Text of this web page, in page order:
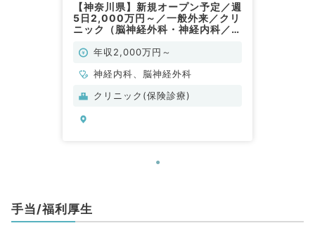
【神奈川県】新規オープン予定／週
5日2,000万円～／一般外来／クリ
ニック（脳神経外科・神経内科／常
年収2,000万円～
神経内科、脳神経外科
クリニック(保険診療)
手当/福利厚生